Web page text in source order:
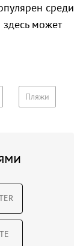
среди
может
Пляжи